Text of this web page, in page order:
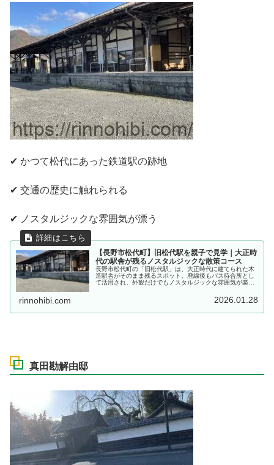
✔ かつて松代にあった鉄道駅の跡地
✔ 交通の歴史に触れられる
✔ ノスタルジックな雰囲気が漂う
【長野市松代町】旧松代駅を親子で見学｜大正時
代の駅舎が残るノスタルジックな散策コース
長野市松代町の「旧松代駅」は、大正時代に建てられた木
造駅舎がそのまま残るスポット。廃線後もバス待合所とし
て活用され、外観だけでもノスタルジックな雰囲気が楽し
rinnohibi.com 2026.01.28
真田勘解由邸